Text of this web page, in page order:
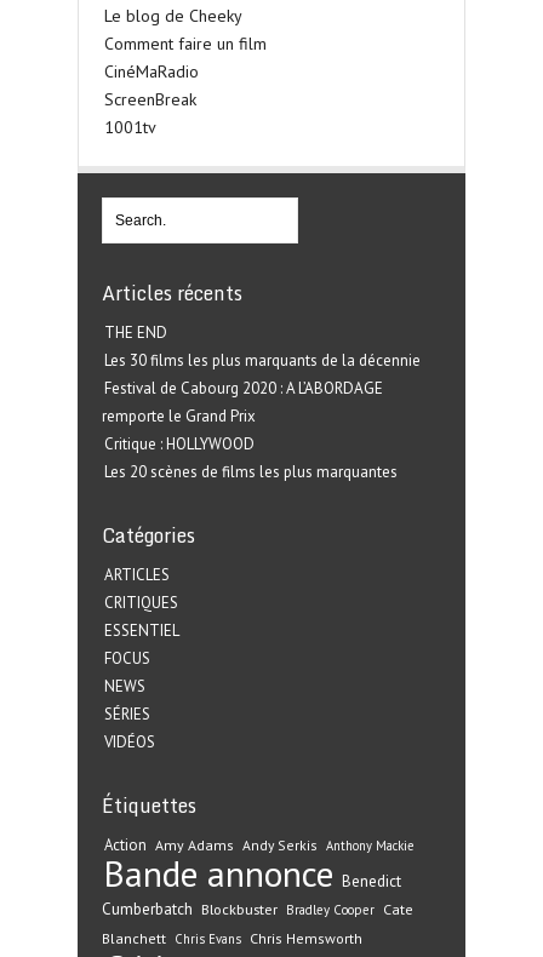
Le blog de Cheeky
Comment faire un film
CinéMaRadio
ScreenBreak
1001tv
Articles récents
THE END
Les 30 films les plus marquants de la décennie
Festival de Cabourg 2020 : A L’ABORDAGE
remporte le Grand Prix
Critique : HOLLYWOOD
Les 20 scènes de films les plus marquantes
Catégories
ARTICLES
CRITIQUES
ESSENTIEL
FOCUS
NEWS
SÉRIES
VIDÉOS
Étiquettes
Action Amy Adams Andy Serkis Anthony Mackie
Bande annonce Benedict
Cumberbatch Blockbuster Bradley Cooper Cate
Blanchett Chris Evans Chris Hemsworth